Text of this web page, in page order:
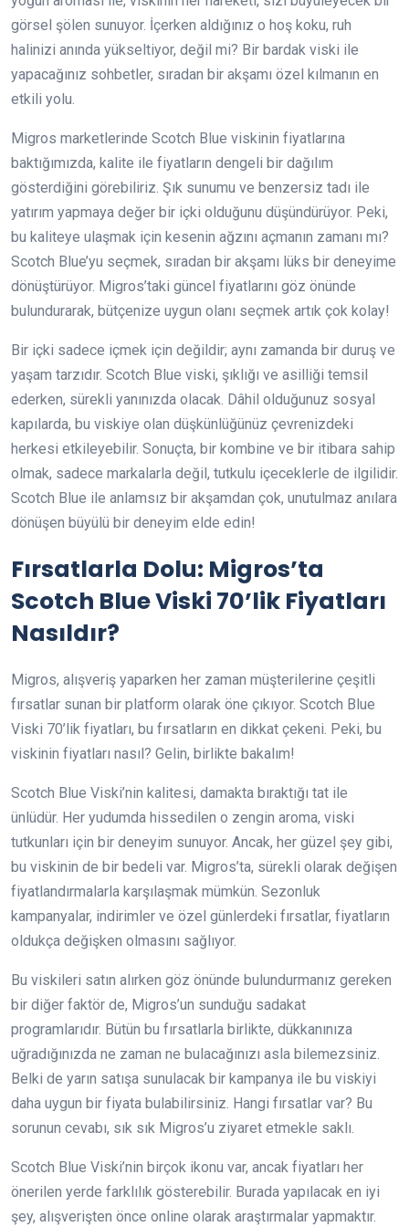
görsel şölen sunuyor. İçerken aldığınız o hoş koku, ruh
halinizi anında yükseltiyor, değil mi? Bir bardak viski ile
yapacağınız sohbetler, sıradan bir akşamı özel kılmanın en
etkili yolu.
Migros marketlerinde Scotch Blue viskinin fiyatlarına
baktığımızda, kalite ile fiyatların dengeli bir dağılım
gösterdiğini görebiliriz. Şık sunumu ve benzersiz tadı ile
yatırım yapmaya değer bir içki olduğunu düşündürüyor. Peki,
bu kaliteye ulaşmak için kesenin ağzını açmanın zamanı mı?
Scotch Blue’yu seçmek, sıradan bir akşamı lüks bir deneyime
dönüştürüyor. Migros’taki güncel fiyatlarını göz önünde
bulundurarak, bütçenize uygun olanı seçmek artık çok kolay!
Bir içki sadece içmek için değildir; aynı zamanda bir duruş ve
yaşam tarzıdır. Scotch Blue viski, şıklığı ve asilliği temsil
ederken, sürekli yanınızda olacak. Dâhil olduğunuz sosyal
kapılarda, bu viskiye olan düşkünlüğünüz çevrenizdeki
herkesi etkileyebilir. Sonuçta, bir kombine ve bir itibara sahip
olmak, sadece markalarla değil, tutkulu içeceklerle de ilgilidir.
Scotch Blue ile anlamsız bir akşamdan çok, unutulmaz anılara
dönüşen büyülü bir deneyim elde edin!
Fırsatlarla Dolu: Migros’ta
Scotch Blue Viski 70’lik Fiyatları
Nasıldır?
Migros, alışveriş yaparken her zaman müşterilerine çeşitli
fırsatlar sunan bir platform olarak öne çıkıyor. Scotch Blue
Viski 70’lik fiyatları, bu fırsatların en dikkat çekeni. Peki, bu
viskinin fiyatları nasıl? Gelin, birlikte bakalım!
Scotch Blue Viski’nin kalitesi, damakta bıraktığı tat ile
ünlüdür. Her yudumda hissedilen o zengin aroma, viski
tutkunları için bir deneyim sunuyor. Ancak, her güzel şey gibi,
bu viskinin de bir bedeli var. Migros’ta, sürekli olarak değişen
fiyatlandırmalarla karşılaşmak mümkün. Sezonluk
kampanyalar, indirimler ve özel günlerdeki fırsatlar, fiyatların
oldukça değişken olmasını sağlıyor.
Bu viskileri satın alırken göz önünde bulundurmanız gereken
bir diğer faktör de, Migros’un sunduğu sadakat
programlarıdır. Bütün bu fırsatlarla birlikte, dükkanınıza
uğradığınızda ne zaman ne bulacağınızı asla bilemezsiniz.
Belki de yarın satışa sunulacak bir kampanya ile bu viskiyi
daha uygun bir fiyata bulabilirsiniz. Hangi fırsatlar var? Bu
sorunun cevabı, sık sık Migros’u ziyaret etmekle saklı.
Scotch Blue Viski’nin birçok ikonu var, ancak fiyatları her
önerilen yerde farklılık gösterebilir. Burada yapılacak en iyi
şey, alışverişten önce online olarak araştırmalar yapmaktır.